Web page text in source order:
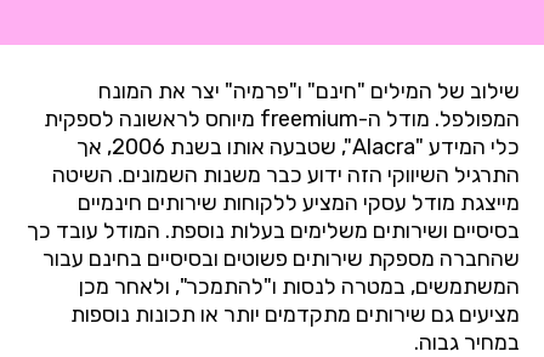
שילוב של המילים "חינם" ו"פרמיה" יצר את המונח
המפולפל. מודל ה-freemium מיוחס לראשונה לספקית
כלי המידע "Alacra
", שטבעה אותו בשנת 2006, אך
התרגיל השיווקי הזה ידוע כבר משנות השמונים. השיטה
מייצגת מודל עסקי המציע ללקוחות שירותים חינמיים
בסיסיים ושירותים משלימים בעלות נוספת. המודל עובד כך
שהחברה מספקת שירותים פשוטים ובסיסיים בחינם עבור
המשתמשים, במטרה לנסות ו"להתמכר", ולאחר מכן
מציעים גם שירותים מתקדמים יותר או תכונות נוספות
במחיר גבוה.